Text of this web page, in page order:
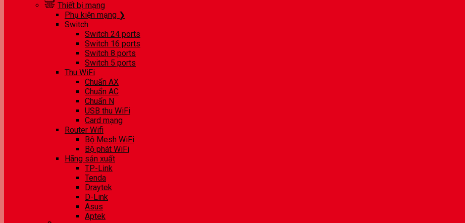
Thiết bị mạng
Phụ kiện mạng ❯
Switch
Switch 24 ports
Switch 16 ports
Switch 8 ports
Switch 5 ports
Thu WiFi
Chuẩn AX
Chuẩn AC
Chuẩn N
USB thu WiFi
Card mạng
Router Wifi
Bộ Mesh WiFi
Bộ phát WiFi
Hãng sản xuất
TP-Link
Tenda
Draytek
D-Link
Asus
Aptek